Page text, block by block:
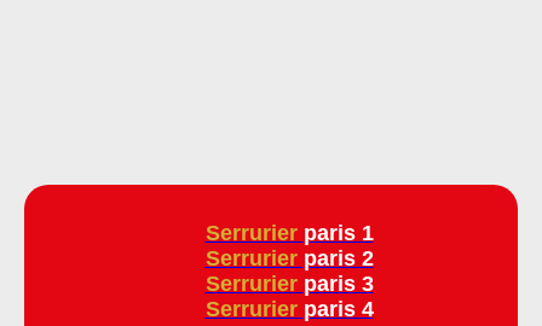
Serrurier paris 1
Serrurier paris 2
Serrurier paris 3
Serrurier paris 4